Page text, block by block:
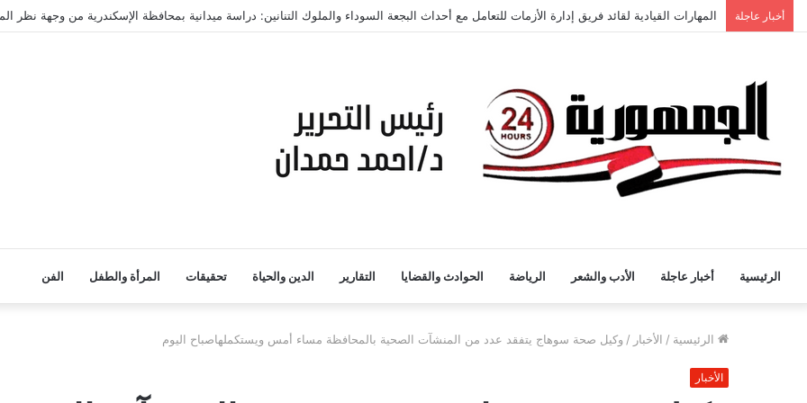
أخبار عاجلة القيادة المدرسية الذكية والتحول الرقمي في التعليم رؤية مقترحة
الرئيسية أخبار عاجلة الأدب والشعر الرياضة الحوادث والقضايا التقارير الدين والحياة تحقيقات المرأة والطفل الفن
الرئيسية / الأخبار / وكيل صحة سوهاج يتفقد عدد من المنشآت الصحية بالمحافظة مساء أمس ويستكملهاصباح اليوم
الأخبار